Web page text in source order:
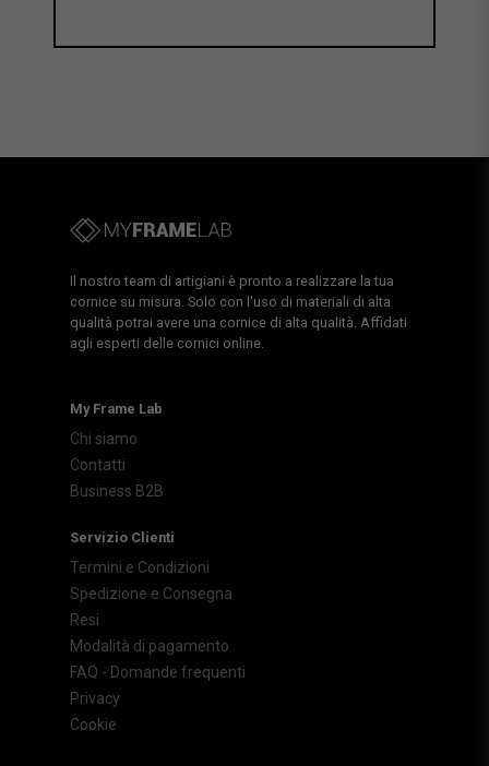
Il nostro team di artigiani è pronto a realizzare la tua
cornice su misura. Solo con l'uso di materiali di alta
qualità potrai avere una cornice di alta qualità. Affidati
agli esperti delle cornici online.
My Frame Lab
Chi siamo
Contatti
Business B2B
Servizio Clienti
Termini e Condizioni
Spedizione e Consegna
Resi
Modalità di pagamento
FAQ - Domande frequenti
Privacy
Cookie